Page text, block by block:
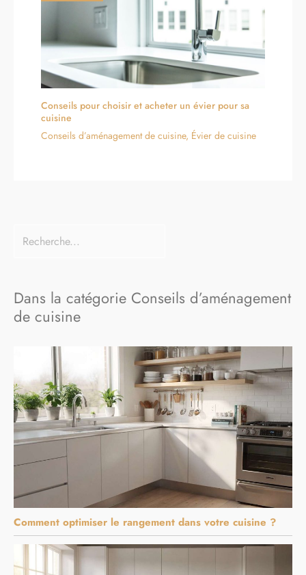
Conseils pour choisir et acheter un évier pour sa
cuisine
Conseils d’aménagement de cuisine, Évier de cuisine
Dans la catégorie Conseils d’aménagement
de cuisine
Comment optimiser le rangement dans votre cuisine ?